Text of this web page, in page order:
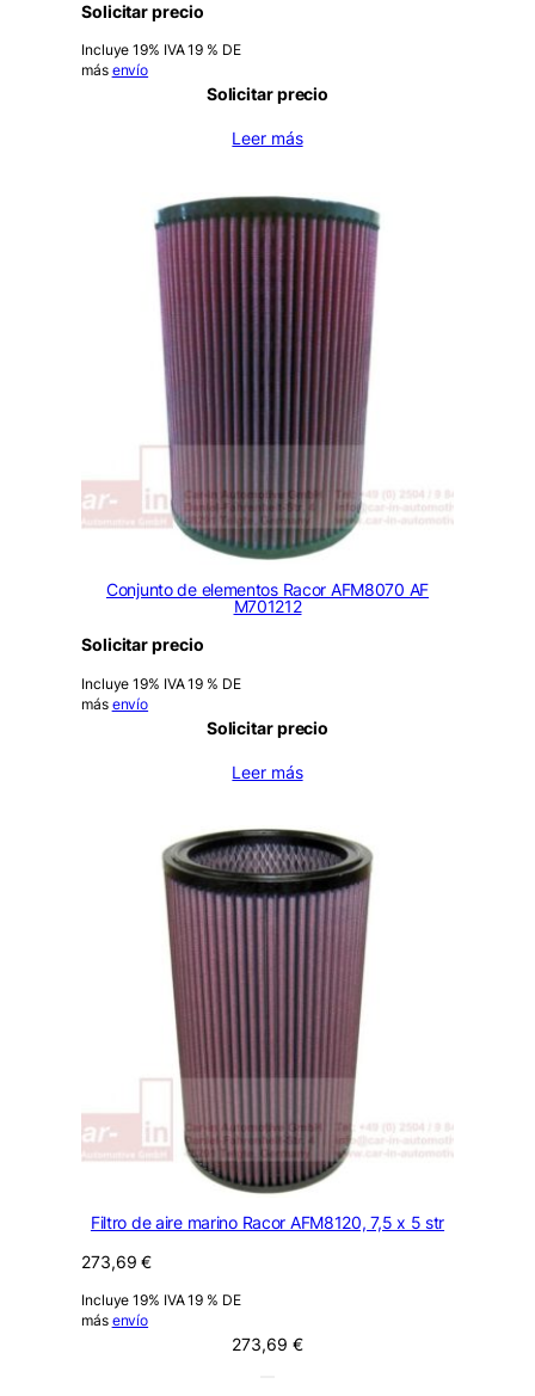
Solicitar precio
Incluye 19% IVA 19 % DE
más envío
Solicitar precio
Leer más
Conjunto de elementos Racor AFM8070 AF
M701212
Solicitar precio
Incluye 19% IVA 19 % DE
más envío
Solicitar precio
Leer más
Filtro de aire marino Racor AFM8120, 7,5 x 5 str
273,69€
Incluye 19% IVA 19 % DE
más envío
273,69 €